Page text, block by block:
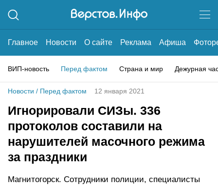
Главное Новости О сайте Реклама Афиша
ВИП-новость Перед фактом Страна и мир Дежурная
Новости / Перед фактом 12 января 2021
Игнорировали СИЗы. 336
протоколов составили на
нарушителей масочного режима
за праздники
Магнитогорск. Сотрудники полиции, специалисты